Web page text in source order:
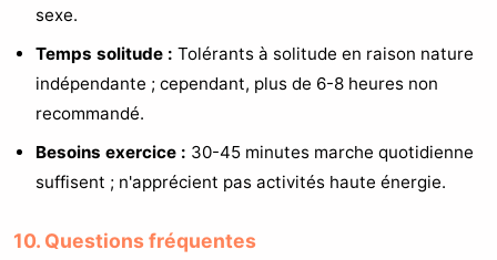
sexe.
Temps solitude : Tolérants à solitude en raison nature
indépendante ; cependant, plus de 6-8 heures non
recommandé.
Besoins exercice : 30-45 minutes marche quotidienne
suffisent ; n'apprécient pas activités haute énergie.
10. Questions fréquentes